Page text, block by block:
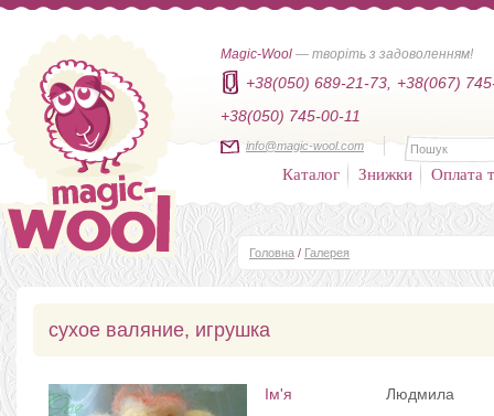
Magic-Wool — творіть з задоволенням!
+38(050) 689-21-73,
+38(067)
+38(050) 745-00-11
info@magic-wool.com
Каталог Знижки Оплата
Головна / Галерея
сухое валяние, игрушка
Ім'я Людмила